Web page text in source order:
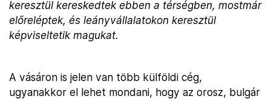
keresztül kereskedtek ebben a térségben, mostmár
előreléptek, és leányvállalatokon keresztül
képviseltetik magukat.
A vásáron is jelen van több külföldi cég,
ugyanakkor el lehet mondani, hogy az orosz, bulgár